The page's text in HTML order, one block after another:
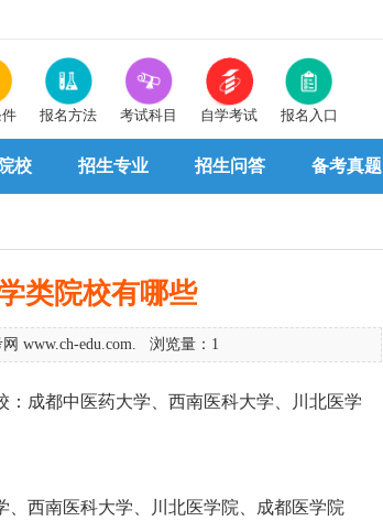
报名方法 考试科目 自学考试 报名入口
校 招生专业 招生问答 备考真题
类院校有哪些
www.ch-edu.com. 浏览量：1
成都中医药大学、西南医科大学、川北医学
西南医科大学、川北医学院、成都医学院